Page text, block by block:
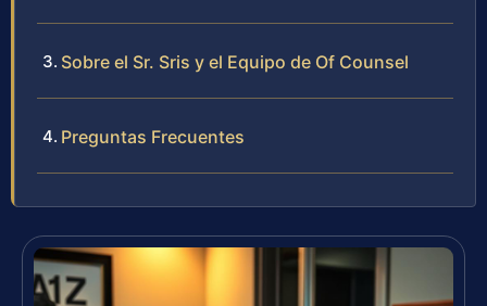
Sobre el Sr. Sris y el Equipo de Of Counsel
Preguntas Frecuentes